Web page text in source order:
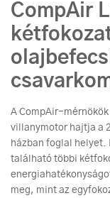
CompAir
A CompAir-
villanymotor hajtja a
házban foglal helyet.
található többi
meg, mint az